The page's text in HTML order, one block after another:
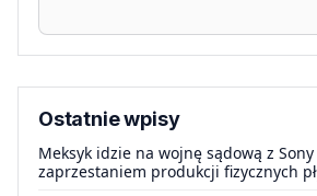
Ostatnie wpisy
Meksyk idzie na wojnę sądową z
zaprzestaniem produkcji fizycznych